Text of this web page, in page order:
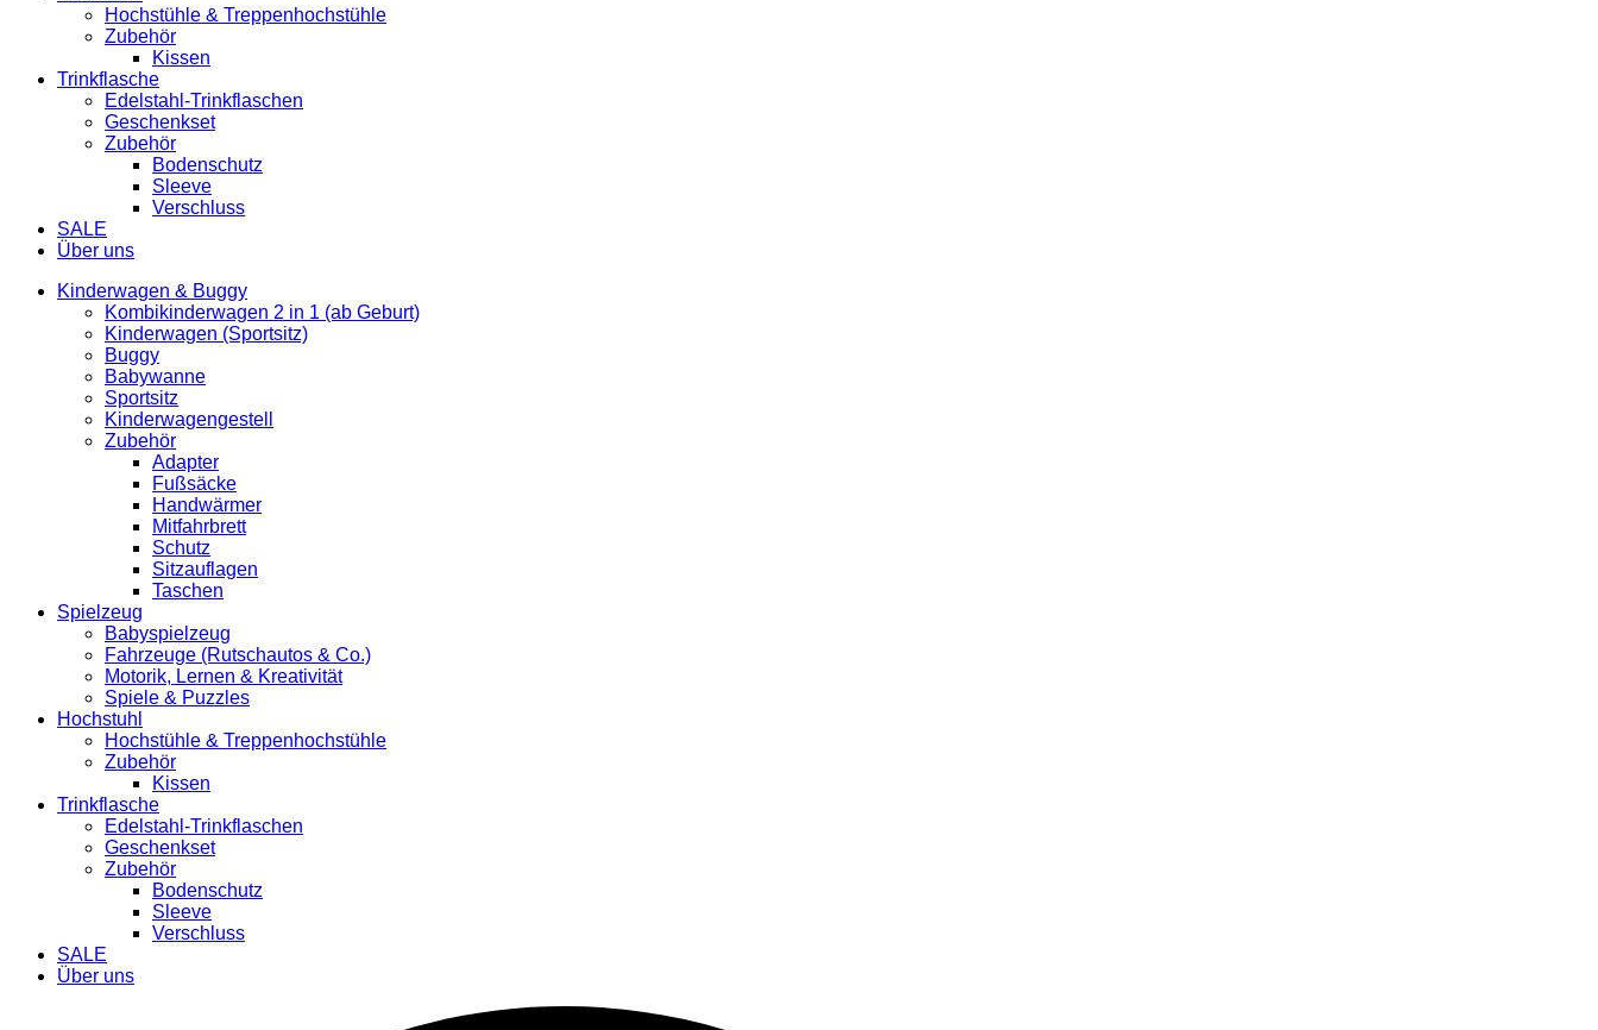
Hochstühle & Treppenhochstühle
Zubehör
Kissen
Trinkflasche
Edelstahl-Trinkflaschen
Geschenkset
Zubehör
Bodenschutz
Sleeve
Verschluss
SALE
Über uns
Kinderwagen & Buggy
Kombikinderwagen 2 in 1 (ab Geburt)
Kinderwagen (Sportsitz)
Buggy
Babywanne
Sportsitz
Kinderwagengestell
Zubehör
Adapter
Fußsäcke
Handwärmer
Mitfahrbrett
Schutz
Sitzauflagen
Taschen
Spielzeug
Babyspielzeug
Fahrzeuge (Rutschautos & Co.)
Motorik, Lernen & Kreativität
Spiele & Puzzles
Hochstuhl
Hochstühle & Treppenhochstühle
Zubehör
Kissen
Trinkflasche
Edelstahl-Trinkflaschen
Geschenkset
Zubehör
Bodenschutz
Sleeve
Verschluss
SALE
Über uns